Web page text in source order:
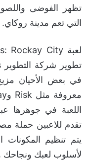
تظهر الفوضى
التي تعم مدينة روكاي.
في بعض الأحيان
اللعبة في جوهرها
تقدم للاعبين حملة
يتم تنظيم
لأسلوب لعبك